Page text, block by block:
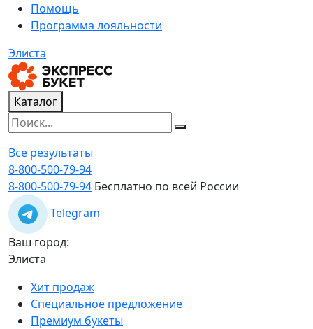
Помощь
Программа лояльности
Элиста
Каталог
Все результаты
8-800-500-79-94
8-800-500-79-94 Бесплатно по всей России
Telegram
Ваш город:
Элиста
Хит продаж
Специальное предложение
Премиум букеты